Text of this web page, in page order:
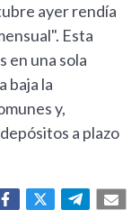
ayer rendía
Esta
en una sola
baja la
y,
a plazo